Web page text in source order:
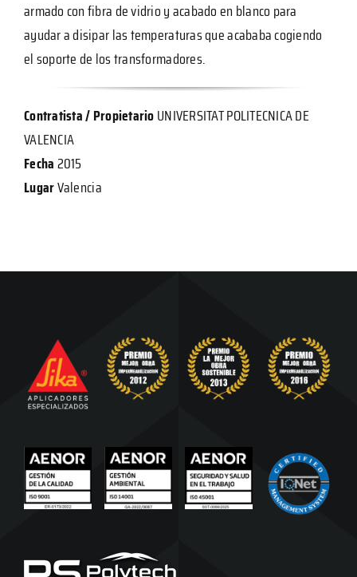
armado con fibra de vidrio y acabado en blanco para
ayudar a disipar las temperaturas que acababa cogiendo
el soporte de los transformadores.
Contratista / PropietarioUNIVERSITAT POLITECNICA DE
VALENCIA
Fecha2015
LugarValencia